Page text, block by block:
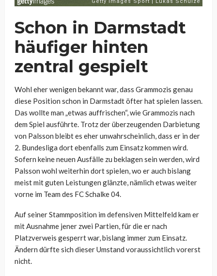
Schon in Darmstadt
häufiger hinten
zentral gespielt
Wohl eher wenigen bekannt war, dass Grammozis genau
diese Position schon in Darmstadt öfter hat spielen lassen.
Das wollte man „etwas auffrischen“, wie Grammozis nach
dem Spiel ausführte. Trotz der überzeugenden Darbietung
von Palsson bleibt es eher unwahrscheinlich, dass er in der
2. Bundesliga dort ebenfalls zum Einsatz kommen wird.
Sofern keine neuen Ausfälle zu beklagen sein werden, wird
Palsson wohl weiterhin dort spielen, wo er auch bislang
meist mit guten Leistungen glänzte, nämlich etwas weiter
vorne im Team des FC Schalke 04.
Auf seiner Stammposition im defensiven Mittelfeld kam er
mit Ausnahme jener zwei Partien, für die er nach
Platzverweis gesperrt war, bislang immer zum Einsatz.
Ändern dürfte sich dieser Umstand voraussichtlich vorerst
nicht.